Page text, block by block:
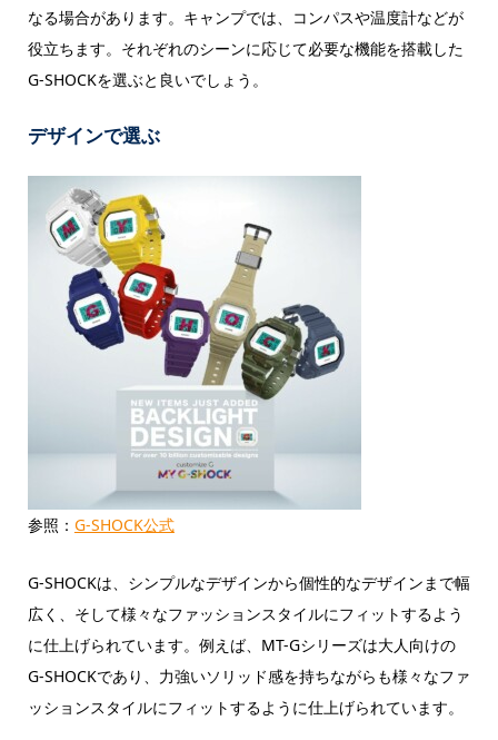
なる場合があります。キャンプでは、コンパスや温度計などが
役立ちます。それぞれのシーンに応じて必要な機能を搭載した
G-SHOCKを選ぶと良いでしょう。
デザインで選ぶ
参照： G-SHOCK公式
G-SHOCKは、シンプルなデザインから個性的なデザインまで幅
広く、そして​​様々なファッションスタイルにフィットするよう
に仕上げられています。例えば、​MT-Gシリーズは大人向けの
G-SHOCKであり、​力強いソリッド感を持ちながらも様々なファ
ッションスタイルにフィットするように仕上げられています。